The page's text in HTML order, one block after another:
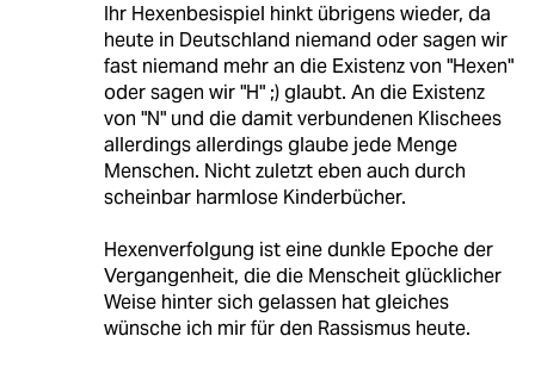
Ihr Hexenbesispiel hinkt übrigens wieder, da
heute in Deutschland niemand oder sagen wir
fast niemand mehr an die Existenz von "Hexen"
oder sagen wir "H" ;) glaubt. An die Existenz
von "N" und die damit verbundenen Klischees
allerdings allerdings glaube jede Menge
Menschen. Nicht zuletzt eben auch durch
scheinbar harmlose Kinderbücher.
Hexenverfolgung ist eine dunkle Epoche der
Vergangenheit, die die Menscheit glücklicher
Weise hinter sich gelassen hat gleiches
wünsche ich mir für den Rassismus heute.